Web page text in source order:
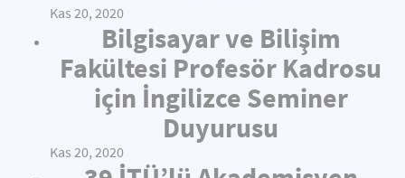
Kas 20, 2020
Bilgisayar ve Bilişim
Fakültesi Profesör Kadrosu
için İngilizce Seminer
Duyurusu
Kas 20, 2020